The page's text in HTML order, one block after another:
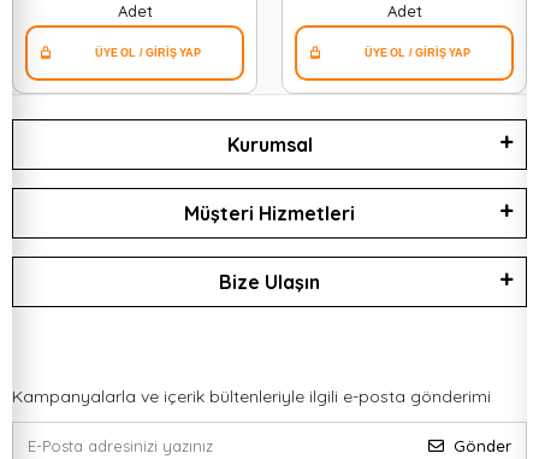
Adet Adet
Kurumsal
Müşteri Hizmetleri
Bize Ulaşın
Kampanyalarla ve içerik bültenleriyle ilgili e-posta gönderimi
Gönder